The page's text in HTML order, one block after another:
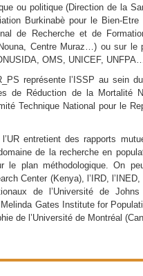
ou politique (Direction de la
Burkinabè pour le Bien-
de Recherche et de
Centre Muraz…) ou sur le
OMS, UNICEF,
représente l’ISSP au sein
de Réduction de la Mortalité
Technique National pour le
entretient des rapports
de la recherche en
le plan méthodologique. On
Center (Kenya), l’IRD,
de l’Université de
Gates Institute for
de l’Université de Montréal